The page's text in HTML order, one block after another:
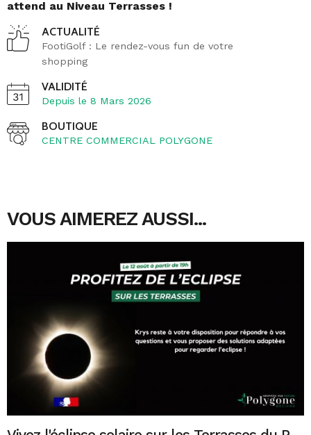
attend au Niveau Terrasses !
ACTUALITÉ
FootiGolf : Le rendez-vous fun de votre
shopping
VALIDITÉ
Depuis le 8 Mars 2026
BOUTIQUE
CENTRE COMMERCIAL POLYGONE
VOUS AIMEREZ AUSSI...